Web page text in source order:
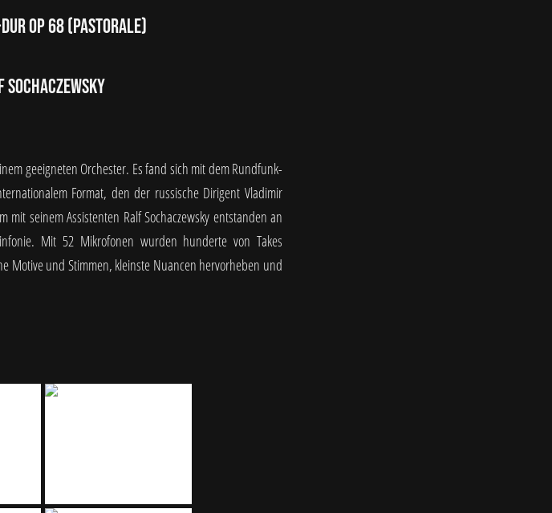
op 68 (Pastorale)
geeigneten Orchester. Es fand sich mit dem Rundfunk-
Format, den der russische Dirigent Vladimir
seinem Assistenten Ralf Sochaczewsky entstanden an
Mit 52 Mikrofonen wurden hunderte von Takes
Motive und Stimmen, kleinste Nuancen hervorheben und